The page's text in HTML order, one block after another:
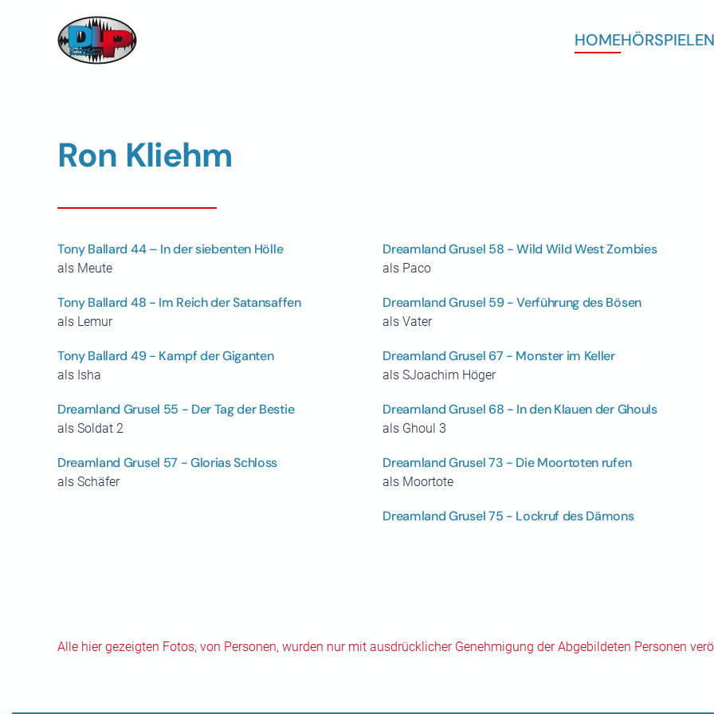
Skip to main content HOMEHÖRSPIELE
Ron Kliehm
Tony Ballard 44 – In der siebenten Hölle
als Meute
Tony Ballard 48 - Im Reich der Satansaffen
als Lemur
Tony Ballard 49 - Kampf der Giganten
als Isha
Dreamland Grusel 55 - Der Tag der Bestie
als Soldat 2
Dreamland Grusel 57 - Glorias Schloss
als Schäfer
Dreamland Grusel 58 - Wild Wild West Zombies
als Paco
Dreamland Grusel 59 - Verführung des Bösen
als Vater
Dreamland Grusel 67 - Monster im Keller
als SJoachim Höger
Dreamland Grusel 68 - In den Klauen der Ghouls
als Ghoul 3
Dreamland Grusel 73 - Die Moortoten rufen
als Moortote
Dreamland Grusel 75 - Lockruf des Dämons
Alle hier gezeigten Fotos, von Personen, wurden nur mit ausdrücklicher Genehmigung der Abgebildeten Personen